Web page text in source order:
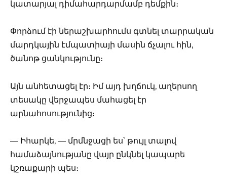
կատարյալ դիմահարդարմամբ դեմքին։
Փորձում էի ներաշխարհումս գտնել տարրական
մարդկային էմպատիայի մասին ճչալու հին,
ծանոթ ցանկությունը։
Այն անհետացել էր։ Իմ այդ խղճուկ, աղերսող
տեսակը վերջապես մահացել էր
արնահոսությունից։
— Իհարկե, — մրմնջացի ես՝ թույլ տալով
համաձայնությանը վայր ընկնել կապարե
կշռաքարի պես։